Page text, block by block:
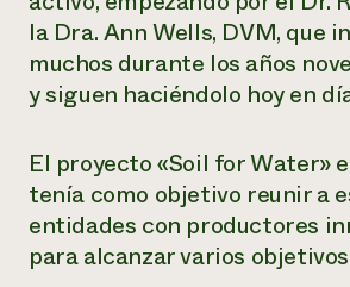
la Dra. Ann Wells, DVM, que
muchos durante los años
y siguen haciéndolo hoy en
El proyecto «Soil for Water»
tenía como objetivo reunir a
entidades con productores
para alcanzar varios